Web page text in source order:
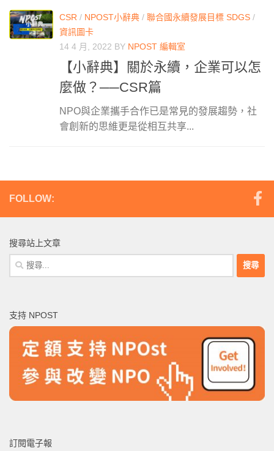
CSR / NPOST小辭典 / 聯合國永續發展目標 SDGS /
資訊圖卡
14 4 月, 2022 BY NPOST 編輯室
【小辭典】關於永續，企業可以怎
麼做？──CSR篇
NPO與企業攜手合作已是常見的發展趨勢，社
會創新的思維更是從相互共享...
FOLLOW:
搜尋站上文章
搜
尋
字:
支持 NPOST
訂閱電子報